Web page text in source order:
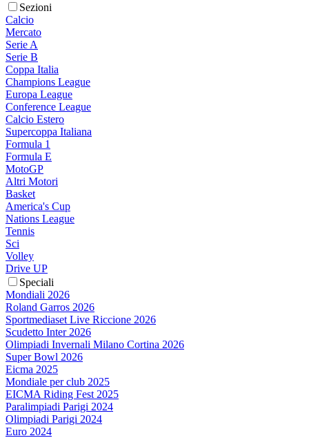
Sezioni
Calcio
Mercato
Serie A
Serie B
Coppa Italia
Champions League
Europa League
Conference League
Calcio Estero
Supercoppa Italiana
Formula 1
Formula E
MotoGP
Altri Motori
Basket
America's Cup
Nations League
Tennis
Sci
Volley
Drive UP
Speciali
Mondiali 2026
Roland Garros 2026
Sportmediaset Live Riccione 2026
Scudetto Inter 2026
Olimpiadi Invernali Milano Cortina 2026
Super Bowl 2026
Eicma 2025
Mondiale per club 2025
EICMA Riding Fest 2025
Paralimpiadi Parigi 2024
Olimpiadi Parigi 2024
Euro 2024